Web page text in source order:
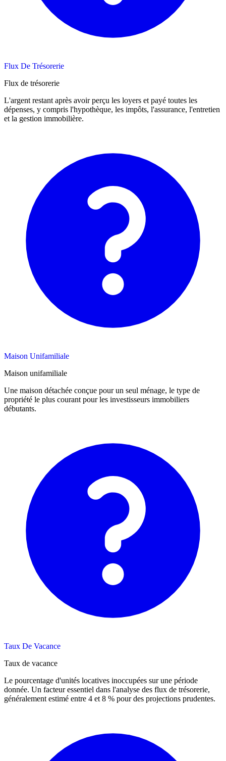
Flux De Trésorerie
Flux de trésorerie
L'argent restant après avoir perçu les loyers et payé toutes les
dépenses, y compris l'hypothèque, les impôts, l'assurance, l'entretien
et la gestion immobilière.
Maison Unifamiliale
Maison unifamiliale
Une maison détachée conçue pour un seul ménage, le type de
propriété le plus courant pour les investisseurs immobiliers
débutants.
Taux De Vacance
Taux de vacance
Le pourcentage d'unités locatives inoccupées sur une période
donnée. Un facteur essentiel dans l'analyse des flux de trésorerie,
généralement estimé entre 4 et 8 % pour des projections prudentes.